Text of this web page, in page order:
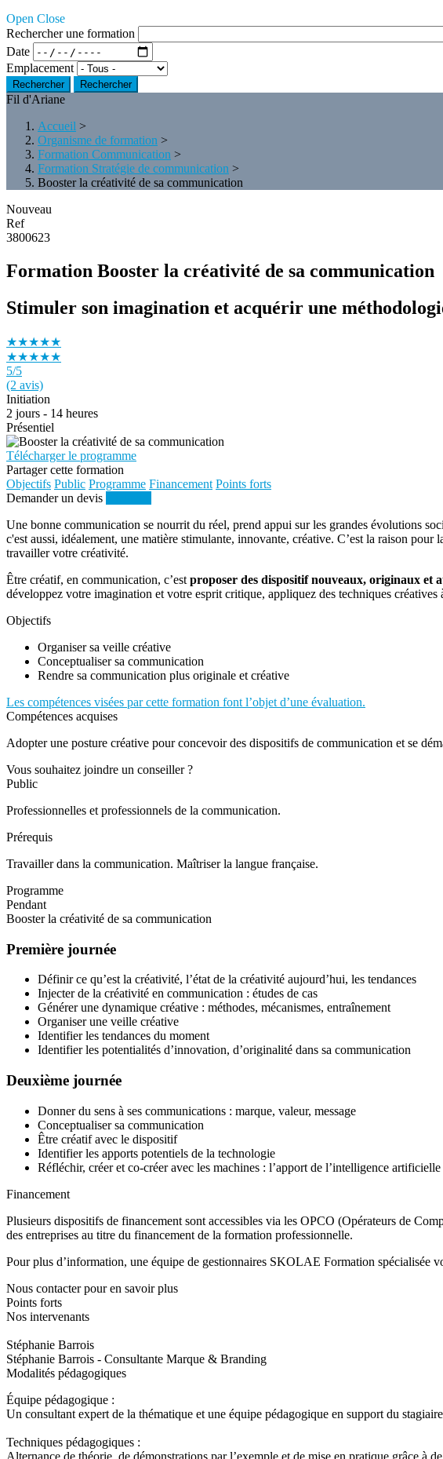
Open Close
Rechercher une formation
Date
Emplacement
Rechercher
Fil d'Ariane
Accueil >
Organisme de formation >
Formation Communication >
Formation Stratégie de communication >
Booster la créativité de sa communication
Nouveau
Ref
3800623
Formation Booster la créativité de sa communication
Stimuler son imagination et acquérir une
★★★★★
★★★★★
5/5
(2 avis)
Initiation
2 jours - 14 heures
Présentiel
Télécharger le programme
Partager cette formation
Objectifs Public Programme Financement Points forts
Demander un devis
Une bonne communication se nourrit du réel, prend appui sur les grandes évolutions
c'est aussi, idéalement, une matière stimulante, innovante, créative. C’est la raison
travailler votre créativité.
Être créatif, en communication, c’est proposer des dispositif nouveaux, originaux et
développez votre imagination et votre esprit critique, appliquez des techniques
Objectifs
Organiser sa veille créative
Conceptualiser sa communication
Rendre sa communication plus originale et créative
Les compétences visées par cette formation font l’objet d’une évaluation.
Compétences acquises
Adopter une posture créative pour concevoir des dispositifs de communication et se
Vous souhaitez joindre un conseiller ?
Public
Professionnelles et professionnels de la communication.
Prérequis
Travailler dans la communication. Maîtriser la langue française.
Programme
Pendant
Booster la créativité de sa communication
Première journée
Définir ce qu’est la créativité, l’état de la créativité aujourd’hui, les tendances
Injecter de la créativité en communication : études de cas
Générer une dynamique créative : méthodes, mécanismes, entraînement
Organiser une veille créative
Identifier les tendances du moment
Identifier les potentialités d’innovation, d’originalité dans sa communication
Deuxième journée
Donner du sens à ses communications : marque, valeur, message
Conceptualiser sa communication
Être créatif avec le dispositif
Identifier les apports potentiels de la technologie
Réfléchir, créer et co-créer avec les machines : l’apport de l’intelligence artificielle
Financement
Plusieurs dispositifs de financement sont accessibles via les OPCO (Opérateurs de
des entreprises au titre du financement de la formation professionnelle.
Pour plus d’information, une équipe de gestionnaires SKOLAE Formation spécialisée
Nous contacter pour en savoir plus
Points forts
Nos intervenants
Stéphanie Barrois
Stéphanie Barrois - Consultante Marque & Branding
Modalités pédagogiques
Équipe pédagogique :
Un consultant expert de la thématique et une équipe pédagogique en support du
Techniques pédagogiques :
Alternance de théorie, de démonstrations par l’exemple et de mise en pratique grâce à